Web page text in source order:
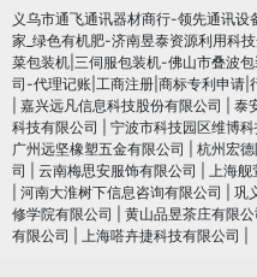
义乌市通飞通讯器材商行-领先通讯设
家_绿色有机肥-济南昱泰资源利用科
菜包装机|三伺服包装机-佛山市叠波包
司-代理记账|工商注册|商标专利申请|
嘉兴远凡信息科技股份有限公司 泰
科技有限公司
宁波市科技园区维博
广州远坚橡塑五金有限公司
杭州宏
司
云南梅思安服饰有限公司 上海
河南大淮树下信息咨询有限公司 巩
修学院有限公司
黄山品昱茶庄有限公
有限公司
上海嗒卉捷科技有限公司